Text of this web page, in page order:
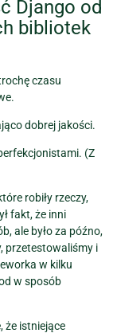
Django od
bibliotek
czasu
dobrej jakości.
(Z
robiły rzeczy,
fakt, że inni
ale było za późno,
przetestowaliśmy i
w kilku
w sposób
że istniejące